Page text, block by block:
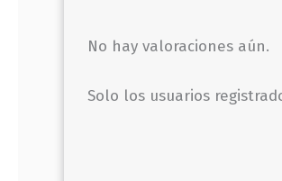
No hay valoraciones aún.
Solo los usuarios